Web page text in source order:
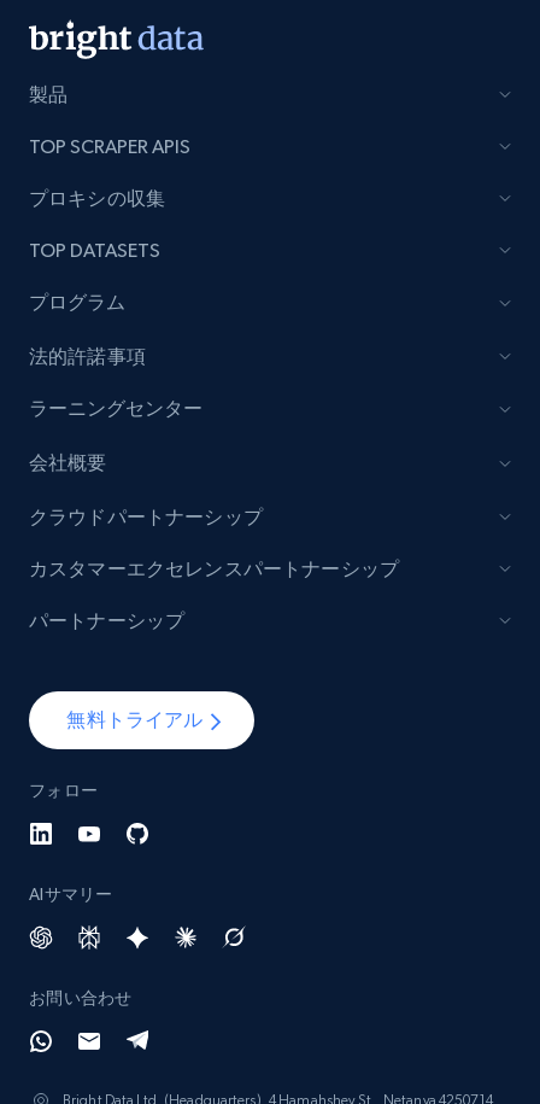
製品
TOP SCRAPER APIS
プロキシの収集
TOP DATASETS
プログラム
法的許諾事項
ラーニングセンター
会社概要
無料トライアル
フォロー
AIサマリー
お問い合わせ
Bright Data Ltd. (Headquarters), 4 Hamahshev St., Netanya 4250714,
クラウドパートナーシップ
カスタマーエクセレンスパートナーシップ
パートナーシップ